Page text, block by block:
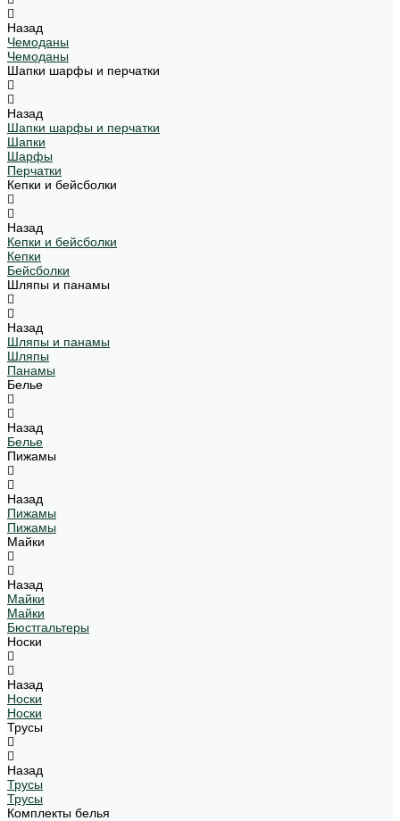
Назад
Чемоданы
Чемоданы
Шапки шарфы и перчатки
Назад
Шапки шарфы и перчатки
Шапки
Шарфы
Перчатки
Кепки и бейсболки
Назад
Кепки и бейсболки
Кепки
Бейсболки
Шляпы и панамы
Назад
Шляпы и панамы
Шляпы
Панамы
Белье
Назад
Белье
Пижамы
Назад
Пижамы
Пижамы
Майки
Назад
Майки
Майки
Бюстгальтеры
Носки
Назад
Носки
Носки
Трусы
Назад
Трусы
Трусы
Комплекты белья